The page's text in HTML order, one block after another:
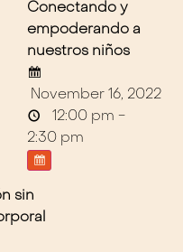
Conectando y
empoderando a
nuestros niños
November 16, 2022
12:00 pm -
2:30 pm
sin